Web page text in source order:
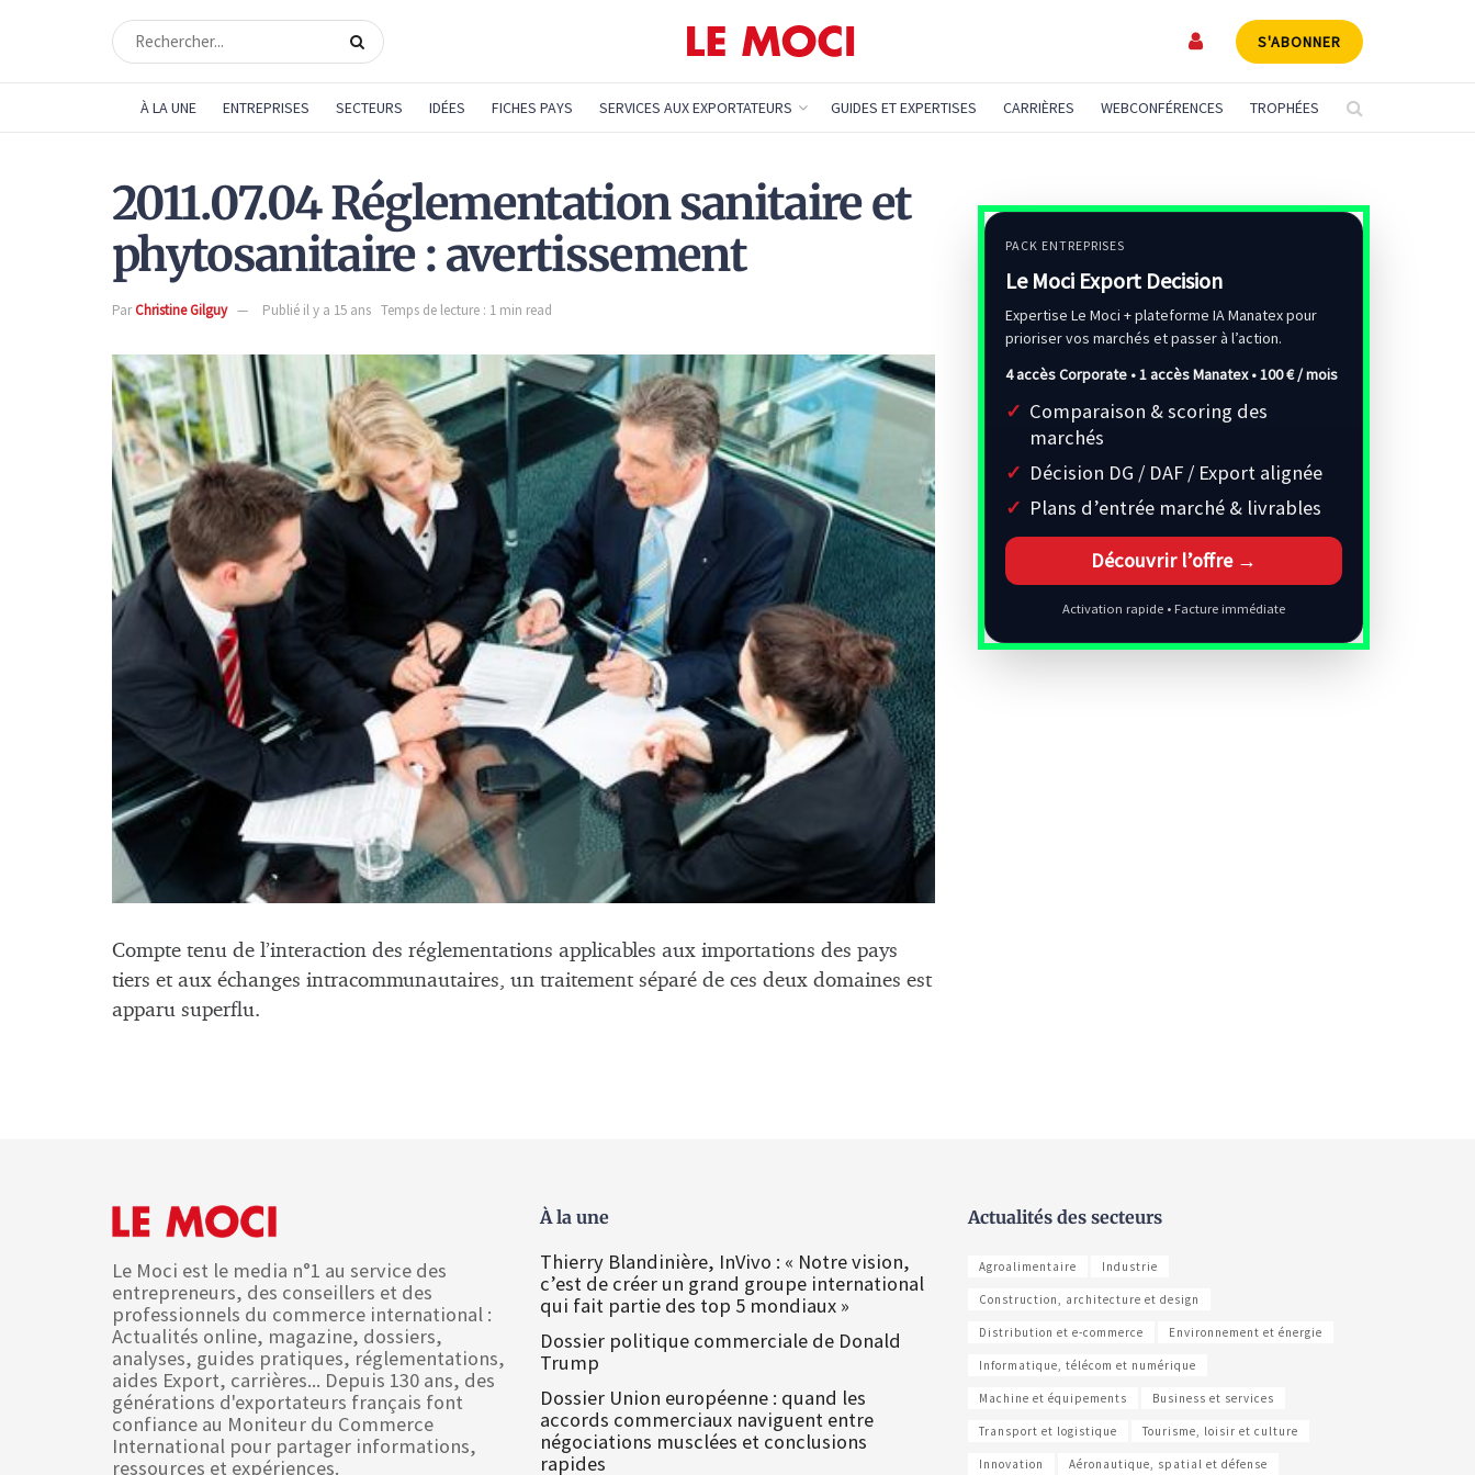
S'ABONNER
À LA UNE ENTREPRISES SECTEURS IDÉES FICHES PAYS SERVICES AUX EXPORTATEURS GUIDES ET EXPERTISES CARRIÈRES WEBCONFÉRENCES TROPHÉES
2011.07.04 Réglementation sanitaire et
phytosanitaire : avertissement
ParChristine Gilguy Publié il y a 15 ans Temps de lecture : 1 min read
Compte tenu de l’interaction des réglementations applicables aux importations des pays
tiers et aux échanges intracommunautaires, un traitement séparé de ces deux domaines est
apparu superflu.
PACK ENTREPRISES
Le Moci Export Decision
Expertise Le Moci + plateforme IA Manatex pour
prioriser vos marchés et passer à l’action.
4 accès Corporate • 1 accès Manatex •100 € / mois
Comparaison & scoring des
marchés
Décision DG / DAF / Export alignée
Plans d’entrée marché & livrables
Découvrir l’offre →
Activation rapide • Facture immédiate
Le Moci est le media n°1 au service des
entrepreneurs, des conseillers et des
professionnels du commerce international :
Actualités online, magazine, dossiers,
analyses, guides pratiques, réglementations,
aides Export, carrières... Depuis 130 ans, des
générations d'exportateurs français font
confiance au Moniteur du Commerce
International pour partager informations,
ressources et expériences.
À la une
Thierry Blandinière, InVivo : « Notre vision,
c’est de créer un grand groupe international
qui fait partie des top 5 mondiaux »
Dossier politique commerciale de Donald
Trump
Dossier Union européenne : quand les
accords commerciaux naviguent entre
négociations musclées et conclusions
rapides
Actualités des secteurs
Agroalimentaire Industrie
Construction, architecture et design
Distribution et e-commerce Environnement et énergie
Informatique, télécom et numérique
Machine et équipements Business et services
Transport et logistique Tourisme, loisir et culture
Innovation Aéronautique, spatial et défense